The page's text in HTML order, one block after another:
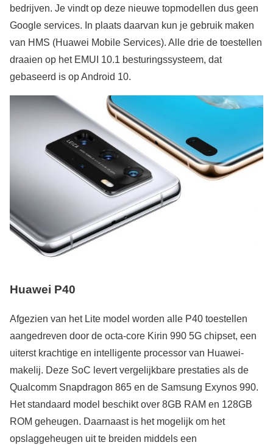
bedrijven. Je vindt op deze nieuwe topmodellen dus geen
Google services. In plaats daarvan kun je gebruik maken
van HMS (Huawei Mobile Services). Alle drie de toestellen
draaien op het EMUI 10.1 besturingssysteem, dat
gebaseerd is op Android 10.
Huawei P40
Afgezien van het Lite model worden alle P40 toestellen
aangedreven door de octa-core Kirin 990 5G chipset, een
uiterst krachtige en intelligente processor van Huawei-
makelij. Deze SoC levert vergelijkbare prestaties als de
Qualcomm Snapdragon 865 en de Samsung Exynos 990.
Het standaard model beschikt over 8GB RAM en 128GB
ROM geheugen. Daarnaast is het mogelijk om het
opslaggeheugen uit te breiden middels een